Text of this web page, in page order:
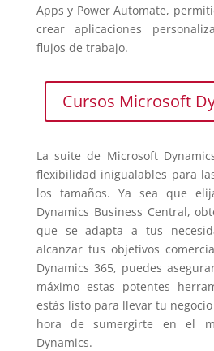
Apps y Power Automate,
crear aplicaciones
flujos de trabajo.
Cursos Microsoft
La suite de Microsoft
flexibilidad inigualables para
los tamaños. Ya sea que
Dynamics Business Central,
que se adapta a tus
alcanzar tus objetivos
Dynamics 365, puedes
máximo estas potentes
estás listo para llevar tu
hora de sumergirte en el
Dynamics.